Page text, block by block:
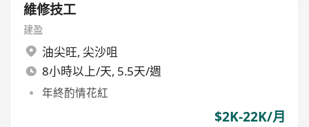
維修技工
建盈
油尖旺, 尖沙咀
8小時以上/天, 5.5天/週
年終酌情花紅
$2K-22K/月